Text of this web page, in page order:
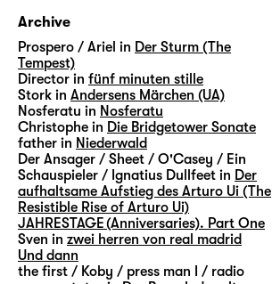
Archive
Prospero / Ariel in Der Sturm (The
Tempest)
Director in fünf minuten stille
Stork in Andersens Märchen (UA)
Nosferatu in Nosferatu
Christophe in Die Bridgetower Sonate
father in Niederwald
Der Ansager / Sheet / O'Casey / Ein
Schauspieler / Ignatius Dullfeet in Der
aufhaltsame Aufstieg des Arturo Ui (The
Resistible Rise of Arturo Ui)
JAHRESTAGE (Anniversaries). Part One
Sven in zwei herren von real madrid
Und dann
the first / Koby / press man I / radio